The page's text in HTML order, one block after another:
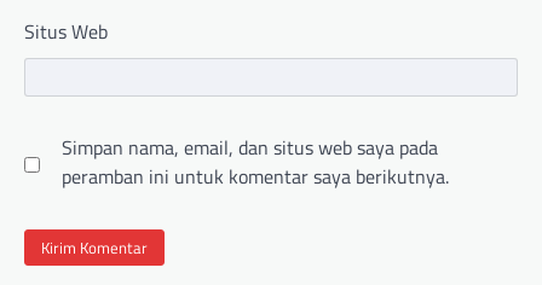
Situs Web
Simpan nama, email, dan situs web saya pada
peramban ini untuk komentar saya berikutnya.